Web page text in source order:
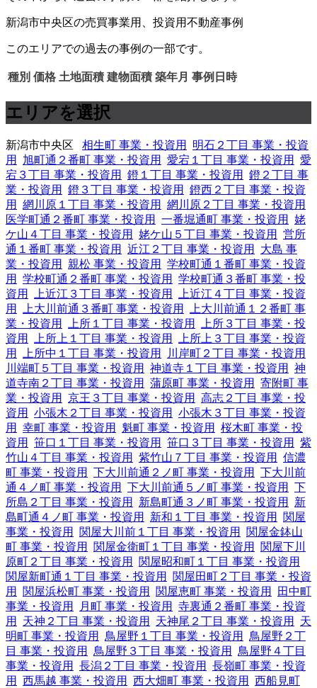
新潟市中央区の売買事業用、投資用不動産事例
このエリアでの過去の事例の一部です。
種別 価格 土地面積 建物面積 築年月 事例日時
エリアを選択
新潟市中央区 相生町 事業・投資用
明石２丁目 事業・投資
用
旭町通２番町 事業・投資用 愛宕１丁目 事業・投資用
愛
宕３丁目 事業・投資用
鐙１丁目 事業・投資用
鐙２丁目 事
業・投資用
鐙３丁目 事業・投資用
鐙西２丁目 事業・投資
用
網川原１丁目 事業・投資用
網川原２丁目 事業・投資用
医学町通２番町 事業・投資用
一番堀通町 事業・投資用
姥
ケ山４丁目 事業・投資用
姥ケ山５丁目 事業・投資用
営所
通１番町 事業・投資用
近江２丁目 事業・投資用
大島 事
業・投資用
親松 事業・投資用
学校町通１番町 事業・投資
用
学校町通２番町 事業・投資用
学校町通３番町 事業・投
資用
上近江３丁目 事業・投資用
上近江４丁目 事業・投資
用
上大川前通３番町 事業・投資用
上大川前通１２番町 事
業・投資用
上所１丁目 事業・投資用
上所３丁目 事業・投
資用
上所上１丁目 事業・投資用
上所上３丁目 事業・投資
用
上所中１丁目 事業・投資用
川岸町２丁目 事業・投資用
川端町５丁目 事業・投資用
神道寺１丁目 事業・投資用
神
道寺南２丁目 事業・投資用
蒲原町 事業・投資用
寄附町 事
業・投資用
京王３丁目 事業・投資用
高志２丁目 事業・投
資用
小張木２丁目 事業・投資用
小張木３丁目 事業・投資
用
幸町 事業・投資用 魁町 事業・投資用
桜木町 事業・投
資用
笹口１丁目 事業・投資用 笹口３丁目 事業・投資用
紫
竹山４丁目 事業・投資用
紫竹山７丁目 事業・投資用
信濃
町 事業・投資用
下大川前通２ノ町 事業・投資用
下大川前
通４ノ町 事業・投資用
下大川前通５ノ町 事業・投資用
下
所島２丁目 事業・投資用
新島町通３ノ町 事業・投資用
新
島町通４ノ町 事業・投資用
新和１丁目 事業・投資用
関屋
事業・投資用
関屋大川前１丁目 事業・投資用
関屋金鉢山
町 事業・投資用
関屋金衛町１丁目 事業・投資用
関屋下川
原町２丁目 事業・投資用
関屋昭和町１丁目 事業・投資用
関屋新町通１丁目 事業・投資用
関屋田町２丁目 事業・投資
用
関屋浜松町 事業・投資用 関屋恵町 事業・投資用
田中町
事業・投資用
月町 事業・投資用
寺裏通２番町 事業・投資
用
天神２丁目 事業・投資用 天神尾２丁目 事業・投資用
天
明町 事業・投資用
鳥屋野１丁目 事業・投資用
鳥屋野２丁
目 事業・投資用
鳥屋野３丁目 事業・投資用
鳥屋野４丁目
事業・投資用
長潟２丁目 事業・投資用
長嶺町 事業・投資
用
西馬越 事業・投資用 西大畑町 事業・投資用
西船見町